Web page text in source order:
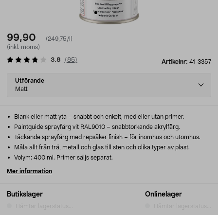
99,90
(249,75/l)
(inkl. moms)
Artikelnr: 41-3357
3.8 (85)
Select
variant
Utförande
Matt
Butikslager Onlinelager
Blank eller matt yta – snabbt och enkelt, med eller utan primer.
Paintguide sprayfärg vit RAL9010 – snabbtorkande akrylfärg.
Täckande sprayfärg med repsäker finish – för inomhus och utomhus.
Måla allt från trä, metall och glas till sten och olika typer av plast.
Volym: 400 ml. Primer säljs separat.
Mer information